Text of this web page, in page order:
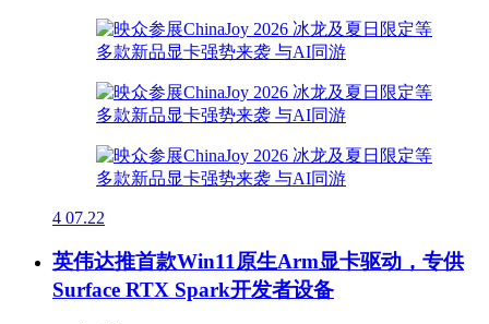
4 07.22
英伟达推首款Win11原生Arm显卡驱动，专供
Surface RTX Spark开发者设备